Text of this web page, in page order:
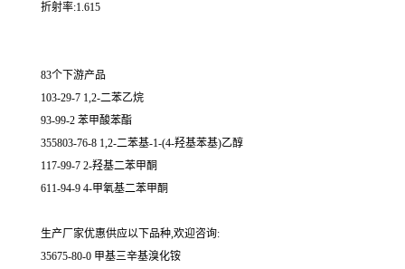
折射率:1.615
83个下游产品
103-29-7 1,2-二苯乙烷
93-99-2 苯甲酸苯酯
355803-76-8 1,2-二苯基-1-(4-羟基苯基)乙醇
117-99-7 2-羟基二苯甲酮
611-94-9 4-甲氧基二苯甲酮
生产厂家优惠供应以下品种,欢迎咨询:
35675-80-0 甲基三辛基溴化铵